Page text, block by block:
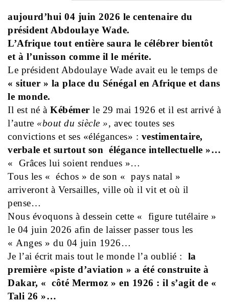
aujourd’hui 04 juin 2026 le centenaire du
président Abdoulaye Wade.
L’Afrique tout entière saura le célébrer bientôt
et à l’unisson comme il le mérite.
Le président Abdoulaye Wade avait eu le temps de
« situer » la place du Sénégal en Afrique et dans
le monde.
Il est né à Kébémer le 29 mai 1926 et il est arrivé à
l’autre «bout du siècle », avec toutes ses
convictions et ses «élégances» : vestimentaire,
verbale et surtout son élégance intellectuelle »…
« Grâces lui soient rendues »…
Tous les « échos » de son « pays natal »
arriveront à Versailles, ville où il vit et où il
pense…
Nous évoquons à dessein cette « figure tutélaire »
le 04 juin 2026 afin de laisser passer tous les
« Anges » du 04 juin 1926…
Je l’ai écrit mais tout le monde l’a oublié : la
première «piste d’aviation » a été construite à
Dakar, « côté Mermoz » en 1926 : il s’agit de «
Tali 26 »…